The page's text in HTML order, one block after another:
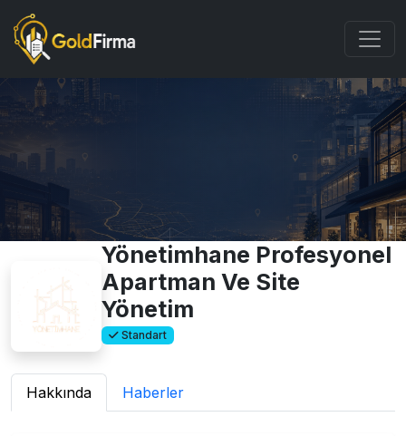
Yönetimhane Profesyonel
Apartman Ve Site
Yönetim
Standart
Hakkında Haberler